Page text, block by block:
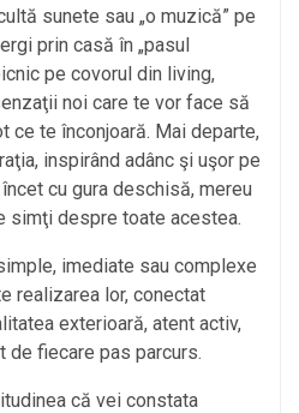
sunete sau „o muzică” pe
prin casă în „pasul
pe covorul din living,
noi care te vor face să
ce te înconjoară. Mai departe,
inspirând adânc şi uşor pe
cu gura deschisă, mereu
simţi despre toate acestea.
imediate sau complexe
realizarea lor, conectat
exterioară, atent activ,
de fiecare pas parcurs.
că vei constata